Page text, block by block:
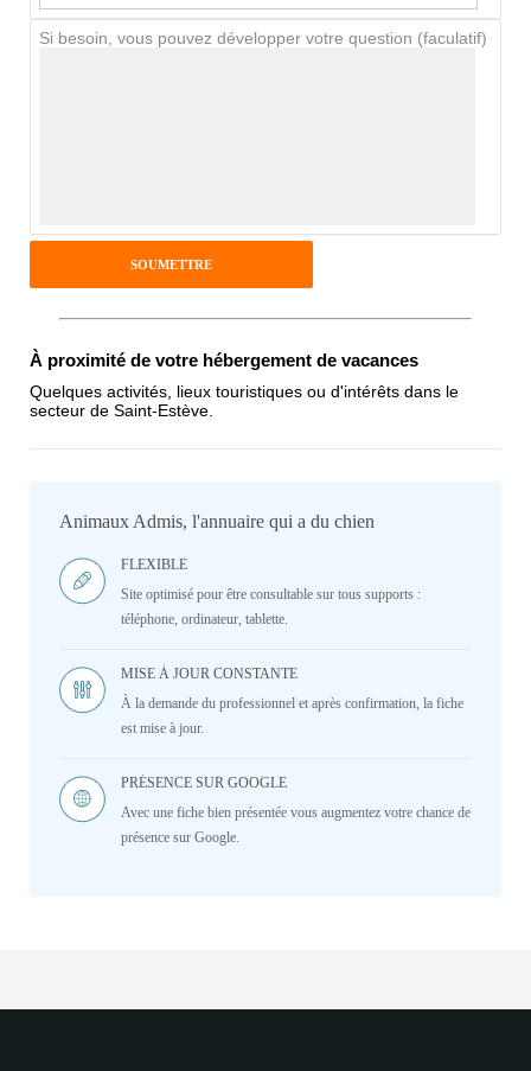
Pseudo :
Si besoin, vous pouvez développer votre question (faculatif)
À proximité de votre hébergement de vacances
Quelques activités, lieux touristiques ou d'intérêts dans le
secteur de Saint-Estève.
Animaux Admis, l'annuaire qui a du chien
FLEXIBLE
Site optimisé pour être consultable sur tous supports :
téléphone, ordinateur, tablette.
MISE À JOUR CONSTANTE
À la demande du professionnel et après confirmation, la fiche
est mise à jour.
PRÉSENCE SUR GOOGLE
Avec une fiche bien présentée vous augmentez votre chance de
présence sur Google.